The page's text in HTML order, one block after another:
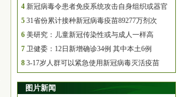
4 新冠病毒令患者免疫系统攻击自身组织或器官
5 31省份累计接种新冠病毒疫苗89277万剂次
6 美研究：儿童新冠传染性或与成人一样高
7 卫健委：12日新增确诊34例 其中本土6例
8 3-17岁人群可以紧急使用新冠病毒灭活疫苗
图片新闻